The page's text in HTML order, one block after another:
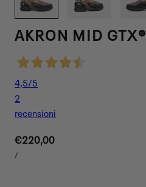
AKRON MID GTX®
4,5/5
2
recensioni
Prezzo
normale
€220,00
UNITARIO
/PER